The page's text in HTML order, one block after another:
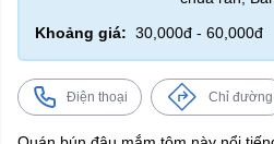
Khoảng giá: 30,000đ - 60,000đ
Điện thoại Chỉ đường